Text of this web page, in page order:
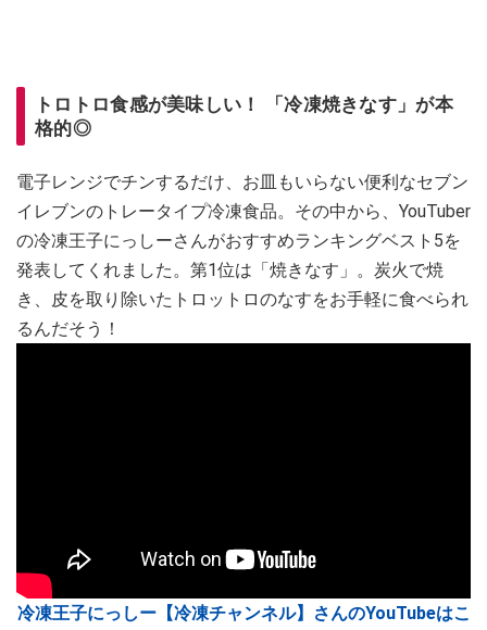
トロトロ食感が美味しい！ 「冷凍焼きなす」が本
格的◎
電子レンジでチンするだけ、お皿もいらない便利なセブン
イレブンのトレータイプ冷凍食品。その中から、YouTuber
の冷凍王子にっしーさんがおすすめランキングベスト5を
発表してくれました。第1位は「焼きなす」。炭火で焼
き、皮を取り除いたトロットロのなすをお手軽に食べられ
るんだそう！
冷凍王子にっしー【冷凍チャンネル】さんのYouTubeはこ